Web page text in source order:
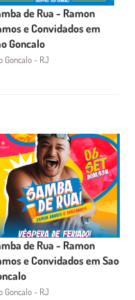
de Rua - Ramon
e Convidados em
Goncalo
Goncalo - RJ
de Rua - Ramon
e Convidados em Sao
Goncalo - RJ